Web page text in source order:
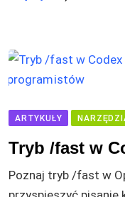
ARTYKUŁY
Tryb /fast w
Poznaj tryb /fast w